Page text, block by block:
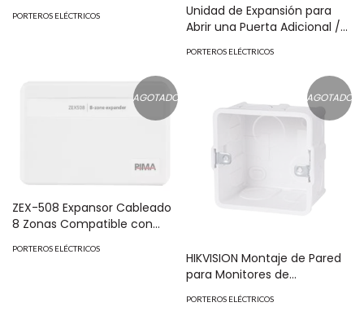
Vivo / Apertura Remota /
PORTEROS ELÉCTRICOS
Unidad de Expansión para
Abrir una Puerta Adicional /
Frente de Calle IP HIKVISION
1ra Generación / Apertura
Adicional Remota MOD: DS-
K2M060
PORTEROS ELÉCTRICOS
AGOTADO
ZEX-508 Expansor Cableado
8 Zonas Compatible con
PORTEROS ELÉCTRICOS
AGOTADO
HIKVISION Montaje de Pared
para Monitores de
(DSKH6310WL) MOD:
PORTEROS ELÉCTRICOS